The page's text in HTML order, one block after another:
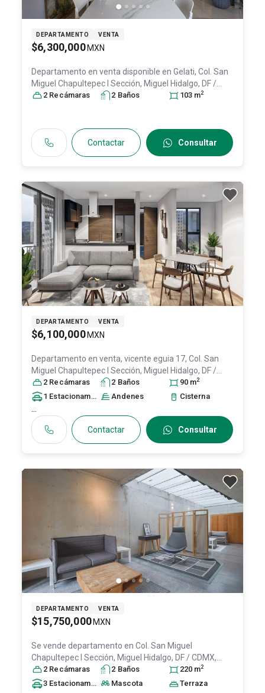
DEPARTAMENTO VENTA
$6,300,000 MXN
Departamento en venta disponible en Gelati, Col. San
Miguel Chapultepec I Sección, Miguel Hidalgo, DF /
CDMX, México, C.P. 11850, ID: 31393863
2 Recámaras 2 Baños 103 m2
Contactar Consultar
DEPARTAMENTO VENTA
$6,100,000 MXN
Departamento en venta, vicente eguia 17, Col. San
Miguel Chapultepec I Sección, Miguel Hidalgo, DF /
CDMX, México, C.P. 11850, ID: 30257333
2 Recámaras 2 Baños 90 m2
1 Estacionamiento Andenes Cisterna
...
Contactar Consultar
DEPARTAMENTO VENTA
$15,750,000 MXN
Se vende departamento en Col. San Miguel
Chapultepec I Sección, Miguel Hidalgo, DF / CDMX,
México, C.P. 11850 , ID:30963644
2 Recámaras 2 Baños 220 m2
3 Estacionamiento sMascota Terraza